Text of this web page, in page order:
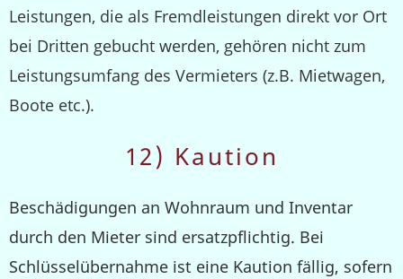
Leistungen, die als Fremdleistungen direkt vor Ort
bei Dritten gebucht werden, gehören nicht zum
Leistungsumfang des Vermieters (z.B. Mietwagen,
Boote etc.).
12) Kaution
Beschädigungen an Wohnraum und Inventar
durch den Mieter sind ersatzpflichtig. Bei
Schlüsselübernahme ist eine Kaution fällig, sofern